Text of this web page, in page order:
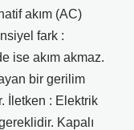
akım (AC)
fark :
ise akım akmaz.
bir gerilim
İletken : Elektrik
Kapalı